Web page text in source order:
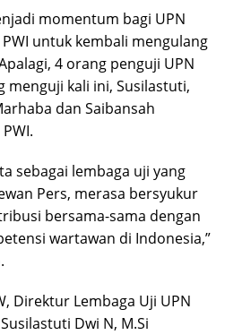
momentum bagi UPN
untuk kembali mengulang
4 orang penguji UPN
menguji kali ini, Susilastuti,
dan Saibansah
sebagai lembaga uji yang
Pers, merasa bersyukur
bersama-sama dengan
wartawan di Indonesia,”
Direktur Lembaga Uji UPN
Dwi N, M.Si